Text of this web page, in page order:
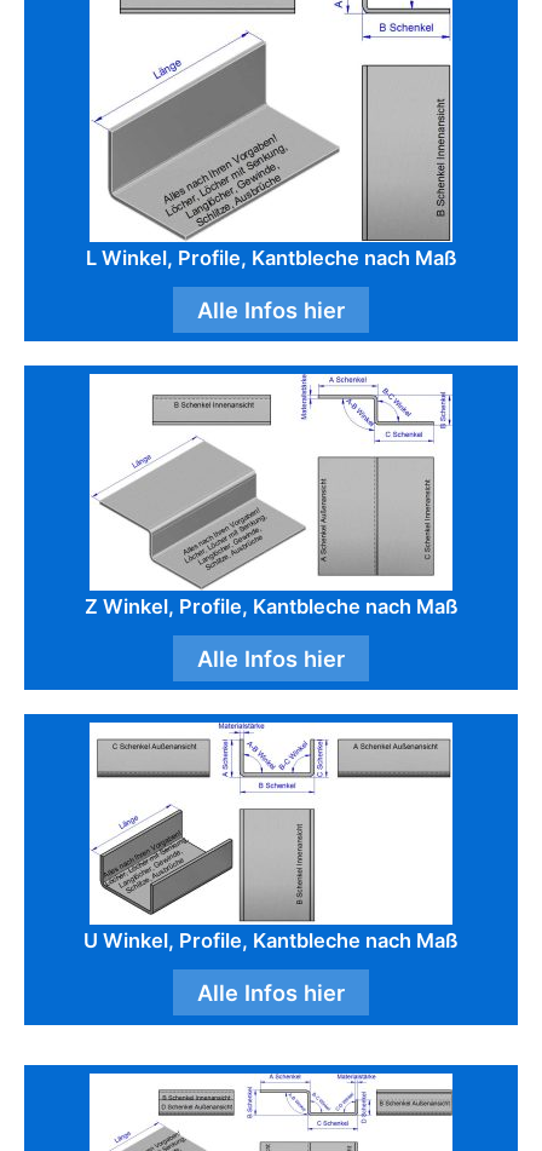
L Winkel, Profile, Kantbleche nach Maß
Alle Infos hier
Z Winkel, Profile, Kantbleche nach Maß
Alle Infos hier
U Winkel, Profile, Kantbleche nach Maß
Alle Infos hier